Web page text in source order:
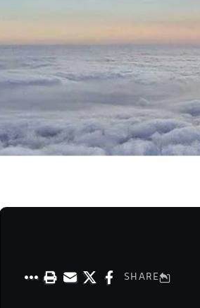
SHARE